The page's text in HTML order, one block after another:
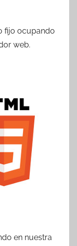
fijo ocupando
web.
en nuestra